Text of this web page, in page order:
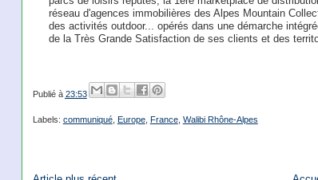
réseau d'agences immobilières des Alpes Mountain
des activités outdoor... opérés dans une démarche
de la Très Grande Satisfaction de ses clients et des
Publié à 23:53
Labels: communiqué, Europe, France, Walibi Rhône-Alpes